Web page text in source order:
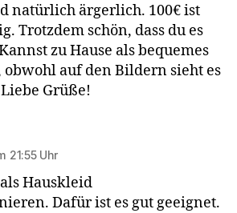
natürlich ärgerlich. 100€ ist
Trotzdem schön, dass du es
zu Hause als bequemes
auf den Bildern sieht es
Grüße!
21:55 Uhr
Hauskleid
Dafür ist es gut geeignet.